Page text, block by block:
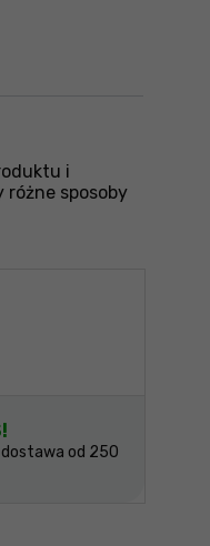
i
sposoby
od 250